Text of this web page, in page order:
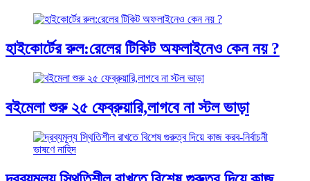
হাইকোর্টের রুল:রেলের টিকিট অফলাইনেও কেন নয় ?
বইমেলা শুরু ২৫ ফেব্রুয়ারি,লাগবে না স্টল ভাড়া